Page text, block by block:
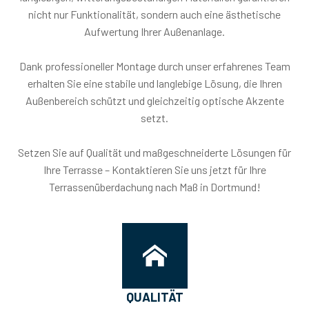
nicht nur Funktionalität, sondern auch eine ästhetische
Aufwertung Ihrer Außenanlage.
Dank professioneller Montage durch unser erfahrenes Team
erhalten Sie eine stabile und langlebige Lösung, die Ihren
Außenbereich schützt und gleichzeitig optische Akzente
setzt.
Setzen Sie auf Qualität und maßgeschneiderte Lösungen für
Ihre Terrasse – Kontaktieren Sie uns jetzt für Ihre
Terrassenüberdachung nach Maß in Dortmund!
QUALITÄT